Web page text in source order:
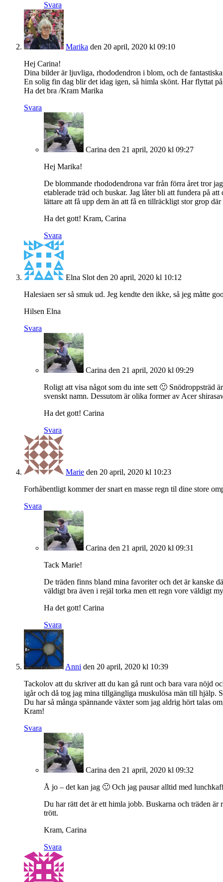
Svara
Marika den 20 april, 2020 kl 09:10
Hej Carina!
Dina bilder är ljuvliga, rhododendron i blom, och de
En solig fin dag blir det idag igen, så himla skönt. Har flyttat
Ha det bra /Kram Marika
Svara
Carina den 21 april, 2020 kl 09:27
Hej Marika!
De blommande rhododendrona var från förra året tror
etablerade träd och buskar. Jag låter bli att fundera på
lättare att få upp dem än att få en tillräckligt stor grop där
Ha det gott! Kram, Carina
Svara
Elna Slot den 20 april, 2020 kl 10:12
Halesiaen ser så smuk ud. Jeg kendte den ikke, så jeg måtte
Hilsen Elna
Svara
Carina den 21 april, 2020 kl 09:29
Roligt att visa något som du inte sett 🙂 Snödroppsträd
svenskt namn. Dessutom är olika former av Acer
Ha det gott! Carina
Svara
Marie den 20 april, 2020 kl 10:23
Forhåbentligt kommer der snart en masse regn til dine store
Svara
Carina den 21 april, 2020 kl 09:31
Tack Marie!
De träden finns bland mina favoriter och det är kanske
väldigt bra även i rejäl torka men ett regn vore väldigt
Ha det gott! Carina
Svara
Anni den 20 april, 2020 kl 10:39
Tackolov att du skriver att du kan gå runt och bara vara nöjd
igår och då tog jag mina tillgängliga muskulösa män till hjälp.
Du har så många spännande växter som jag aldrig hört talas
Kram!
Svara
Carina den 21 april, 2020 kl 09:32
Å jo – det kan jag 🙂 Och jag pausar alltid med
Du har rätt det är ett himla jobb. Buskarna och träden
trött.
Kram, Carina
Svara